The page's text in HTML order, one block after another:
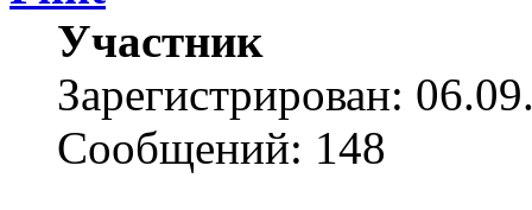
Участник
Зарегистрирован:
Сообщений: 148